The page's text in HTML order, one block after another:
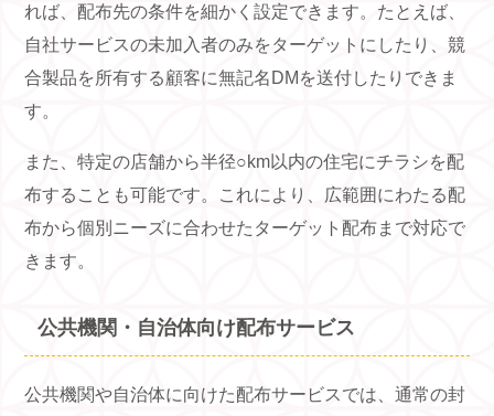
れば、配布先の条件を細かく設定できます。たとえば、
自社サービスの未加入者のみをターゲットにしたり、競
合製品を所有する顧客に無記名DMを送付したりできま
す。
また、特定の店舗から半径○km以内の住宅にチラシを配
布することも可能です。これにより、広範囲にわたる配
布から個別ニーズに合わせたターゲット配布まで対応で
きます。
公共機関・自治体向け配布サービス
公共機関や自治体に向けた配布サービスでは、通常の封